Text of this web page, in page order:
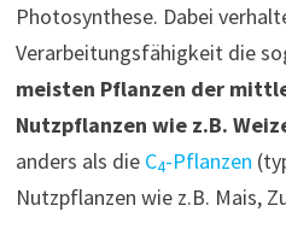
Photosynthese. Dabei
Verarbeitungsfähigkeit die
meisten Pflanzen der
Nutzpflanzen wie z.B.
anders als die C4-Pflanzen
Nutzpflanzen wie z.B. Mais,